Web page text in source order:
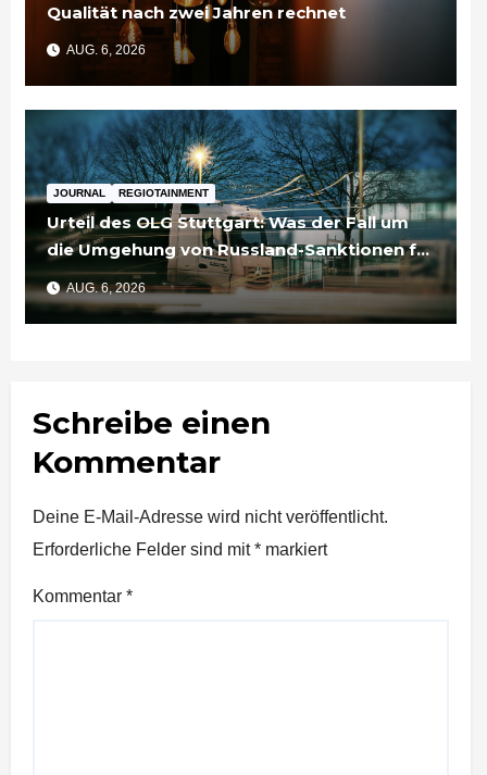
Qualität nach zwei Jahren rechnet
AUG. 6, 2026
JOURNAL REGIOTAINMENT
Urteil des OLG Stuttgart: Was der Fall um
die Umgehung von Russland-Sanktionen für
Unternehmen bedeutet
AUG. 6, 2026
Schreibe einen
Kommentar
Deine E-Mail-Adresse wird nicht veröffentlicht.
Erforderliche Felder sind mit* markiert
Kommentar *